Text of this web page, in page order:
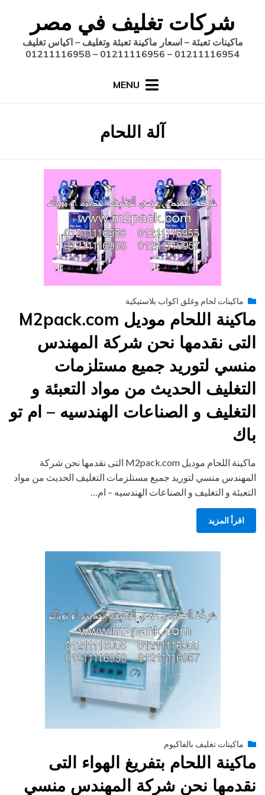
content
شركات تغليف في مصر
ماكينات تعبئة – اسعار ماكينة تعبئة وتغليف – اكياس تغليف
01211116954 – 01211116956 – 01211116958
MENU
الوسم
:
آلة اللحام
byengmansyPosted
يناير 26, 2015
ماكينات لحام وغلق اكواب بلاستيكية
ماكينة اللحام موديل M2pack.com
التى نقدمها نحن شركة المهندس
منسي لتوريد جميع مستلزمات
التغليف الحديث من مواد التعبئة و
التغليف و الصناعات الهندسيه – ام تو
باك
ماكينة اللحام موديل M2pack.com التى نقدمها نحن شركة
المهندس منسي لتوريد جميع مستلزمات التغليف الحديث من مواد
التعبئة و التغليف و الصناعات الهندسيه – ام…
اقرأ المزيد
byengmansyPosted
يناير 26, 2015
ماكينات تغليف بالفاكيوم
ماكينة اللحام بتفريغ الهواء التى
نقدمها نحن شركة المهندس منسي